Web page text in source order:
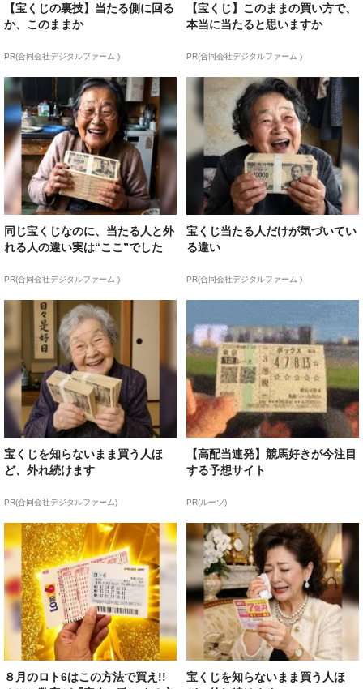
【宝くじの裏技】当たる側に回る
か、このままか
PR(合同会社デジタルファーム )
【宝くじ】このままの買い方で、
本当に当たると思いますか
PR(合同会社デジタルファーム )
同じ宝くじなのに、当たる人と外
れる人の違い実は“ここ”でした
PR(合同会社デジタルファーム )
宝くじ当たる人だけが気づいてい
る違い
PR(合同会社デジタルファーム )
宝くじを知らないまま買う人ほ
ど、外れ続けます
PR(合同会社デジタルファーム)
【高配当連発】競馬好きが今注目
する予想サイト
PR(ルーツ)
８月のロト6はこの方法で買え!!
宝くじを知らないまま買う人ほ